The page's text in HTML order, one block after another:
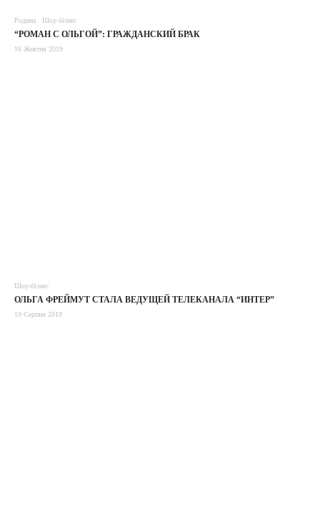
Родина Шоу-бізнес
“РОМАН С ОЛЬГОЙ”: ГРАЖДАНСКИЙ БРАК
16 Жовтня 2019
Шоу-бізнес
ОЛЬГА ФРЕЙМУТ СТАЛА ВЕДУЩЕЙ ТЕЛЕКАНАЛА “ИНТЕР”
19 Серпня 2019